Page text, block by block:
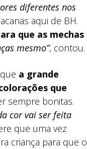
diferentes nos
aqui de BH.
que as mechas
mesmo”, contou.
a grande
que
sempre bonitas.
cor vai ser feita
que uma vez
criança para que o